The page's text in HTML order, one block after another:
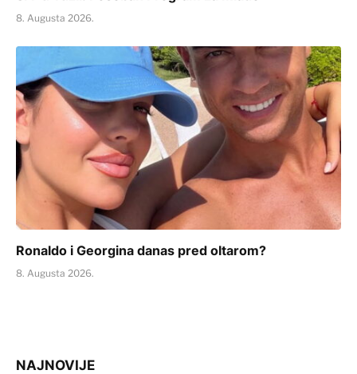
8. Augusta 2026.
Ronaldo i Georgina danas pred oltarom?
8. Augusta 2026.
NAJNOVIJE